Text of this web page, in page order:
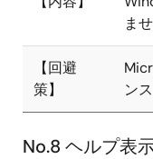
ま
【回避
策】
ン
No.8 ヘルプ表